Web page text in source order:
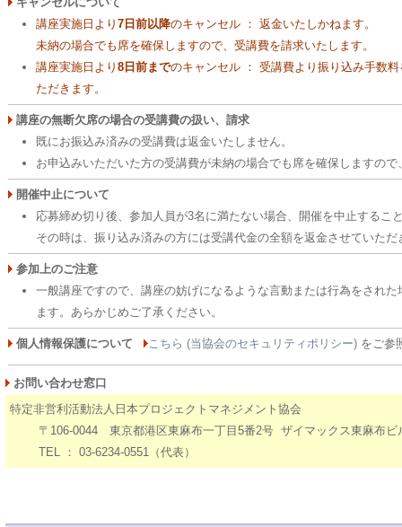
講座実施日より7日前以降のキャンセル ： 返金いたしかねます。
未納の場合でも席を確保しますので、受講費を請求いたします。
講座実施日より8日前までのキャンセル ： 受講費より振り込み手数
ただきます。
講座の無断欠席の場合の受講費の扱い、請求
既にお振込み済みの受講費は返金いたしません。
お申込みいただいた方の受講費が未納の場合でも席を確保しますの
開催中止について
応募締め切り後、参加人員が3名に満たない場合、開催を中止するこ
その時は、振り込み済みの方には受講代金の全額を返金させていただ
参加上のご注意
一般講座ですので、講座の妨げになるような言動または行為をされ
ます。あらかじめご了承ください。
個人情報保護について こちら (当協会のセキュリティポリシー) をご参
お問い合わせ窓口
特定非営利活動法人日本プロジェクトマネジメント協会
〒106-0044 東京都港区東麻布一丁目5番2号 ザイマックス東麻布ビ
TEL ： 03-6234-0551（代表）